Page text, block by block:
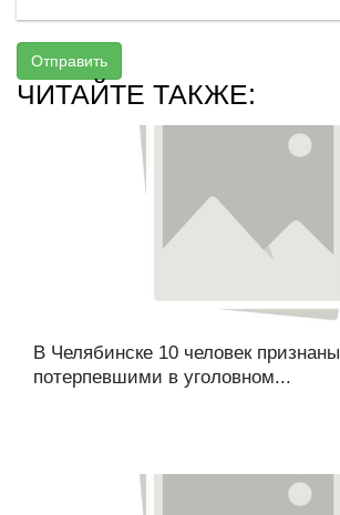
Отправить
ЧИТАЙТЕ ТАКЖЕ:
В Челябинске 10 человек признаны
потерпевшими в уголовном...